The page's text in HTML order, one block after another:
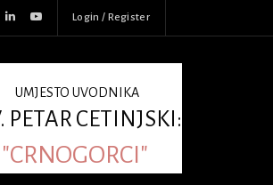
Login / Register
UMJESTO UVODNIKA
PETAR CETINJSKI:
"CRNOGORCI"